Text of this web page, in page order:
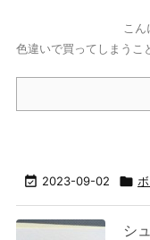
こ
色違いで買ってしまうこ
 2023-09-02 
シ